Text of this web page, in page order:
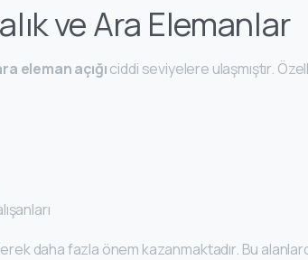
ve Ara Elemanlar
eleman açığıciddi seviyelere ulaşmıştır.
daha fazla önem kazanmaktadır. Bu